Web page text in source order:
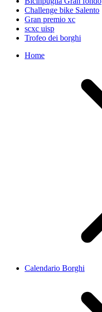
Challenge bike Salento
Gran premio xc
scxc uisp
Trofeo dei borghi
Home
Calendario Borghi